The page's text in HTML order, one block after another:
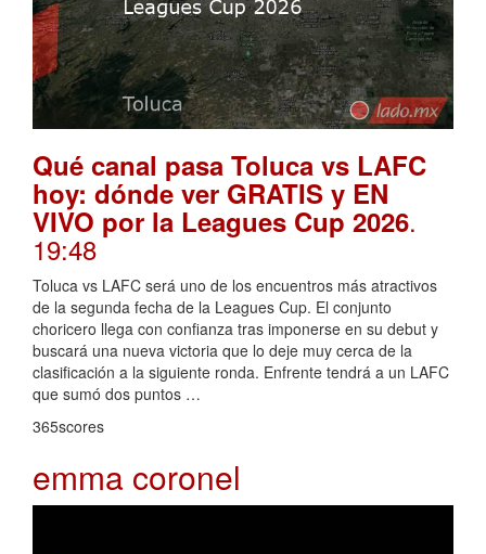
Qué canal pasa Toluca vs LAFC
hoy: dónde ver GRATIS y EN
VIVO por la Leagues Cup 2026.
19:48
Toluca vs LAFC será uno de los encuentros más atractivos
de la segunda fecha de la Leagues Cup. El conjunto
choricero llega con confianza tras imponerse en su debut y
buscará una nueva victoria que lo deje muy cerca de la
clasificación a la siguiente ronda. Enfrente tendrá a un LAFC
que sumó dos puntos …
365scores
emma coronel